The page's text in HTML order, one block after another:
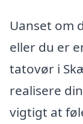
Uanset om
eller du er
tatovør i
realisere
vigtigt at